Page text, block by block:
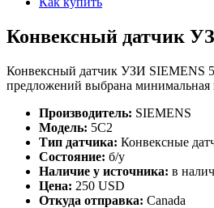
Конвексный датчик
Конвексный датчик УЗИ SIEMENS
предложений выбрана минимальная
Производитель: SIEMENS
Модель: 5C2
Тип датчика: Конвексные
Состояние: б/у
Наличие у источника: в
Цена: 250 USD
Откуда отправка: Canada